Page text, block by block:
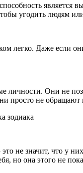
угодить людям
легко. Даже если
личности. Они не
просто не
зодиака
не значит, что у
но она этого не